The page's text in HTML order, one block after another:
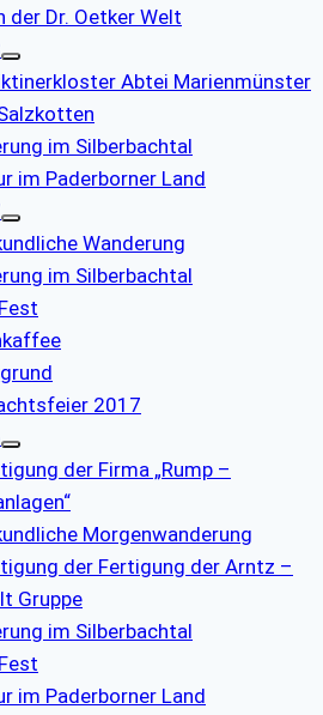
der Dr. Oetker Welt
Abtei Marienmünster
im Silberbachtal
im Paderborner Land
Wanderung
im Silberbachtal
2017
der Firma „Rump –
Morgenwanderung
der Fertigung der Arntz –
Gruppe
im Silberbachtal
im Paderborner Land